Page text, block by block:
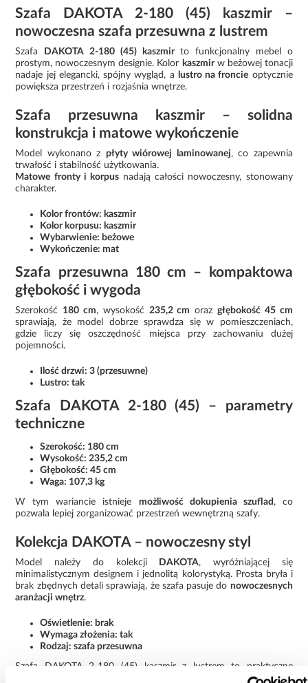
Szafa DAKOTA 2-180 (45) kaszmir –
nowoczesna szafa przesuwna z lustrem
Szafa DAKOTA 2-180 (45) kaszmirto funkcjonalny mebel o
prostym, nowoczesnym designie. Kolor kaszmirw beżowej tonacji
nadaje jej elegancki, spójny wygląd, a
lustro na froncie optycznie
powiększa przestrzeń i rozjaśnia wnętrze.
Szafa przesuwna kaszmir – solidna
konstrukcja i matowe wykończenie
Model wykonano z płyty wiórowej laminowanej, co zapewnia
trwałość i stabilność użytkowania.
Matowe fronty i korpusnadają całości nowoczesny, stonowany
charakter.
Kolor frontów: kaszmir
Kolor korpusu: kaszmir
Wybarwienie: beżowe
Wykończenie: mat
Szafa przesuwna 180 cm – kompaktowa
głębokość i wygoda
Szerokość 180 cm, wysokość 235,2 cm orazgłębokość 45 cm
sprawiają, że model dobrze sprawdza się w pomieszczeniach,
gdzie liczy się oszczędność miejsca przy zachowaniu dużej
pojemności.
Ilość drzwi: 3 (przesuwne)
Lustro: tak
Szafa DAKOTA 2-180 (45) – parametry
techniczne
Szerokość: 180 cm
Wysokość: 235,2 cm
Głębokość: 45 cm
Waga: 107,3 kg
W tym wariancie istnieje możliwość dokupienia szuflad , co
pozwala lepiej zorganizować przestrzeń wewnętrzną szafy.
Kolekcja DAKOTA – nowoczesny styl
Model należy do kolekcji DAKOTA, wyróżniającej się
minimalistycznym designem i jednolitą kolorystyką. Prosta bryła i
brak zbędnych detali sprawiają, że szafa pasuje do nowoczesnych
aranżacji wnętrz.
Oświetlenie: brak
Wymaga złożenia: tak
Rodzaj: szafa przesuwna
Szafa DAKOTA 2-180 (45) kaszmir z lustrem to praktyczne
rozwiązanie dla osób szukających funkcjonalnej i estetycznej